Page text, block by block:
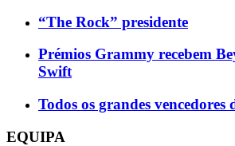
“The Rock” presidente
Prémios Grammy recebem
Swift
Todos os grandes vencedores
EQUIPA